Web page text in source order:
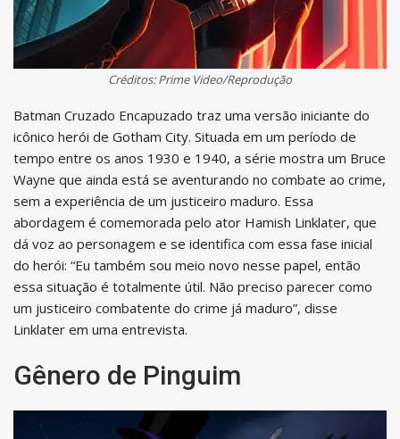
Créditos: Prime Video/Reprodução
Batman Cruzado Encapuzado traz uma versão iniciante do
icônico herói de Gotham City. Situada em um período de
tempo entre os anos 1930 e 1940, a série mostra um Bruce
Wayne que ainda está se aventurando no combate ao crime,
sem a experiência de um justiceiro maduro. Essa
abordagem é comemorada pelo ator Hamish Linklater, que
dá voz ao personagem e se identifica com essa fase inicial
do herói: “Eu também sou meio novo nesse papel, então
essa situação é totalmente útil. Não preciso parecer como
um justiceiro combatente do crime já maduro”, disse
Linklater em uma entrevista.
Gênero de Pinguim